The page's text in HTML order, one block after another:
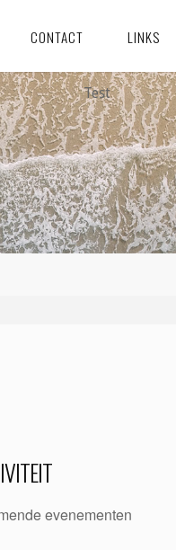
CONTACT LINKS
Test
evenementen